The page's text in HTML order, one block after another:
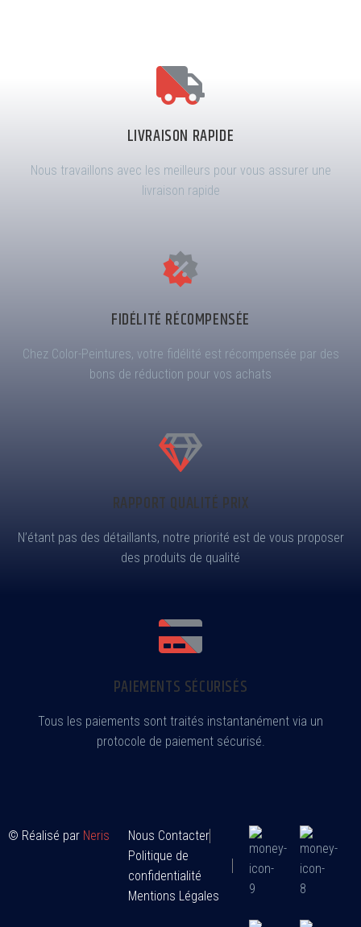
LIVRAISON RAPIDE
Nous travaillons avec les meilleurs pour vous assurer une
livraison rapide
FIDÉLITÉ RÉCOMPENSÉE
Chez Color-Peintures, votre fidélité est récompensée par des
bons de réduction pour vos achats
RAPPORT QUALITÉ PRIX
N’étant pas des détaillants, notre priorité est de vous proposer
des produits de qualité
PAIEMENTS SÉCURISÉS
Tous les paiements sont traités instantanément via un
protocole de paiement sécurisé.
© Réalisé par Neris
Nous Contacter
Politique de
confidentialité
Mentions Légales